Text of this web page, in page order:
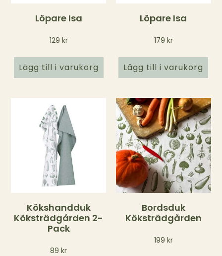
Löpare Isa
129 kr
Lägg till i varukorg
Löpare Isa
179 kr
Lägg till i varukorg
Kökshandduk
Köksträdgården 2-
Pack
89kr
Bordsduk
Köksträdgården
199 kr